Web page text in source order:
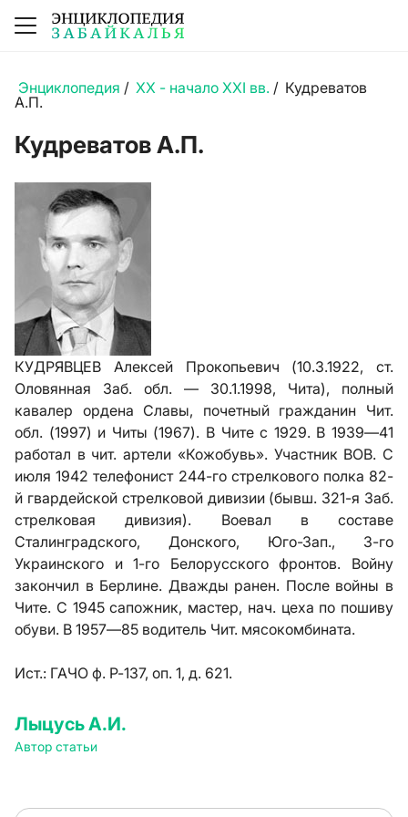
Энциклопедия / XX - начало XXI вв. / Кудреватов
А.П.
Кудреватов А.П.
КУДРЯВЦЕВ Алексей Прокопьевич (10.3.1922, ст.
Оловянная Заб. обл. — 30.1.1998, Чита), полный
кавалер ордена Славы, почетный гражданин Чит.
обл. (1997) и Читы (1967). В Чите с 1929. В 1939—41
работал в чит. артели «Кожобувь». Участник ВОВ. С
июля 1942 телефонист 244-го стрелкового полка 82-
й гвардейской стрелковой дивизии (бывш. 321-я Заб.
стрелковая дивизия). Воевал в составе
Сталинградского, Донского, Юго-Зап., 3-го
Украинского и 1-го Белорусского фронтов. Войну
закончил в Берлине. Дважды ранен. После войны в
Чите. С 1945 сапожник, мастер, нач. цеха по пошиву
обуви. В 1957—85 водитель Чит. мясокомбината.
Ист.: ГАЧО ф. Р-137, оп. 1, д. 621.
Лыцусь А.И.
Автор статьи